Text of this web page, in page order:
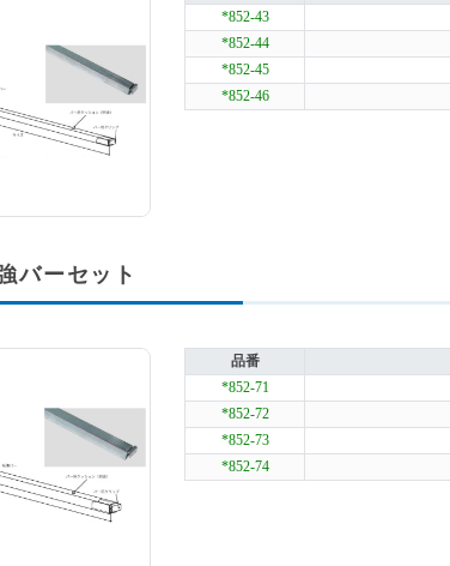
*852-43
*852-44
*852-45
*852-46
バーセット
品番
*852-71
*852-72
*852-73
*852-74